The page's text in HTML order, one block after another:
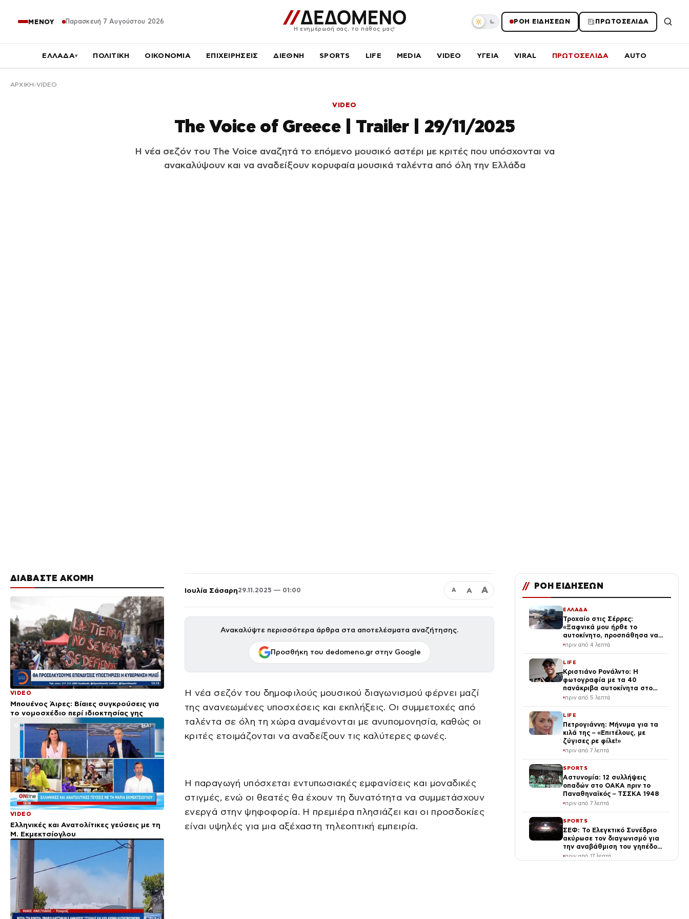
ΜΕΝΟΥ Παρασκευή 7 Αυγούστου 2026
Η ενημέρωσή σας, το πάθος μας!
ΡΟΗ ΕΙΔΗΣΕΩΝ ΠΡΩΤΟΣΕΛΙΔΑ
ΕΛΛΑΔΑ▾ ΠΟΛΙΤΙΚΗ ΟΙΚΟΝΟΜΙΑ ΕΠΙΧΕΙΡΗΣΕΙΣ ΔΙΕΘΝΗ SPORTS LIFE MEDIA VIDEO ΥΓΕΙΑ VIRAL ΠΡΩΤΟΣΕΛΙΔΑ AUTO
ΑΡΧΙΚΉ VIDEO
VIDEO
The Voice of Greece | Trailer | 29/11/2025
Η νέα σεζόν του The Voice αναζητά το επόμενο μουσικό αστέρι με κριτές που υπόσχονται να
ανακαλύψουν και να αναδείξουν κορυφαία μουσικά ταλέντα από όλη την Ελλάδα
ΔΙΑΒΑΣΤΕ ΑΚΟΜΗ
VIDEO
Μπουένος Άιρες: Βίαιες συγκρούσεις για
το νομοσχέδιο περί ιδιοκτησίας γης
VIDEO
Ελληνικές και Ανατολίτικες γεύσεις με τη
Μ. Εκμεκτσίογλου
Ιουλία Σάσαρη29.11.2025 — 01:00 Α Α Α
Ανακαλύψτε περισσότερα άρθρα στα αποτελέσματα αναζήτησης.
Προσθήκη του dedomeno.gr στην Google
Η νέα σεζόν του δημοφιλούς μουσικού διαγωνισμού φέρνει μαζί
της ανανεωμένες υποσχέσεις και εκπλήξεις. Οι συμμετοχές από
ταλέντα σε όλη τη χώρα αναμένονται με ανυπομονησία, καθώς οι
κριτές ετοιμάζονται να αναδείξουν τις καλύτερες φωνές.
Η παραγωγή υπόσχεται εντυπωσιακές εμφανίσεις και μοναδικές
στιγμές, ενώ οι θεατές θα έχουν τη δυνατότητα να συμμετάσχουν
ενεργά στην ψηφοφορία. Η πρεμιέρα πλησιάζει και οι προσδοκίες
είναι υψηλές για μια αξέχαστη τηλεοπτική εμπειρία.
// ΡΟΗ ΕΙΔΗΣΕΩΝ
ΕΛΛΑΔΑ
Τροχαίο στις Σέρρες:
«Ξαφνικά μου ήρθε το
αυτοκίνητο, προσπάθησα να
φύγω αριστερά» λέει ο
πριν από 4 λεπτά
LIFE
Κριστιάνο Ρονάλντο: Η
φωτογραφία με τα 40
πανάκριβα αυτοκίνητα στο
γκαράζ του ξεπέρασε τα 20,7
πριν από 5 λεπτά
LIFE
Πετρογιάννη: Μήνυμα για τα
κιλά της – «Επιτέλους, με
ζύγισες ρε φίλε!»
πριν από 7 λεπτά
SPORTS
Αστυνομία: 12 συλλήψεις
οπαδών στο ΟΑΚΑ πριν το
Παναθηναϊκός – ΤΣΣΚΑ 1948
πριν από 7 λεπτά
SPORTS
ΣΕΦ: Το Ελεγκτικό Συνέδριο
ακύρωσε τον διαγωνισμό για
την αναβάθμιση του γηπέδου
– Επαναπροκηρύσσεται το
έργο
πριν από 17 λεπτά